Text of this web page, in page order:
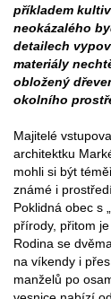
příkladem
neokázalého
detailech
materiály
obložený
okolního
Majitelé
architektku
mohli si být
známé i
Poklidná obec s
přírody, přitom
Rodina se
na víkendy i
manželů po